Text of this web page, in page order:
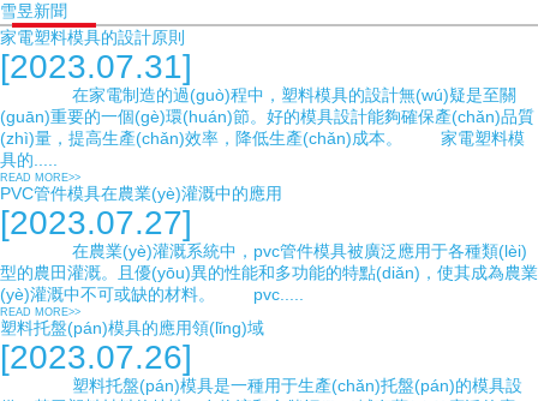
雪昱新聞
家電塑料模具的設計原則
[2023.07.31]
在家電制造的過(guò)程中，塑料模具的設計無(wú)疑是至關
(guān)重要的一個(gè)環(huán)節。好的模具設計能夠確保產(chǎn)品質
(zhì)量，提高生產(chǎn)效率，降低生產(chǎn)成本。 家電塑料模
具的.....
READ MORE>>
PVC管件模具在農業(yè)灌溉中的應用
[2023.07.27]
在農業(yè)灌溉系統中，pvc管件模具被廣泛應用于各種類(lèi)
型的農田灌溉。且優(yōu)異的性能和多功能的特點(diǎn)，使其成為農業
(yè)灌溉中不可或缺的材料。 pvc.....
READ MORE>>
塑料托盤(pán)模具的應用領(lǐng)域
[2023.07.26]
塑料托盤(pán)模具是一種用于生產(chǎn)托盤(pán)的模具設